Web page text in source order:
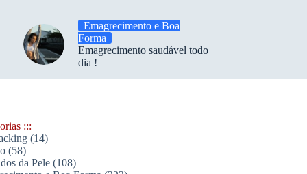
Emagrecimento e Boa
Forma
Emagrecimento saudável todo
dia !
:::
(14)
(58)
da Pele(108)